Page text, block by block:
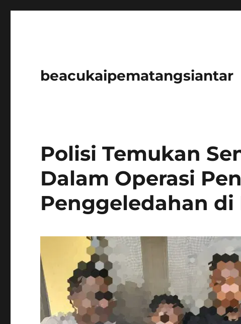
beacukaipematangsiantar
Polisi Temukan
Dalam Operasi
Penggeledahan di